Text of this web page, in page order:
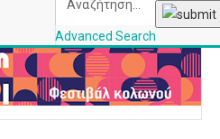
Advanced Search